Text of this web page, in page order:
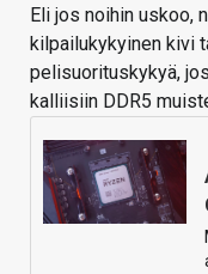
Eli jos noihin uskoo,
kilpailukykyinen kivi
pelisuorituskykyä,
kalliisiin DDR5